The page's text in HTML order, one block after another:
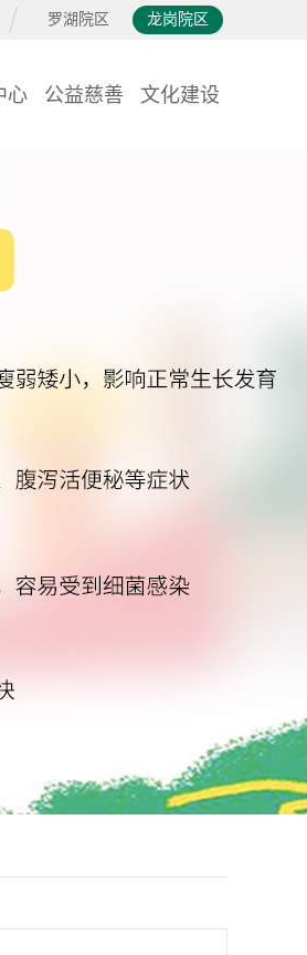
罗湖院区 龙岗院区
心 公益慈善 文化建设